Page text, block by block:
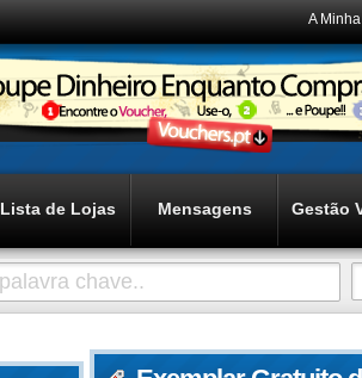
A
Lista de Lojas Mensagens Gestão